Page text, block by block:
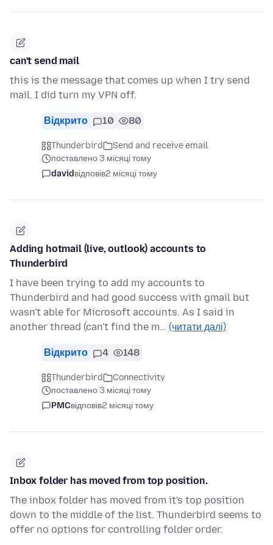
can't send mail
this is the message that comes up when I try send
mail. I did turn my VPN off.
Відкрито 10 80
Thunderbird
Send and receive email
поставлено 3 місяці тому
davidвідповів2 місяці тому
Adding hotmail (live, outlook) accounts to
Thunderbird
I have been trying to add my accounts to
Thunderbird and had good success with gmail but
wasn't able for Microsoft accounts. As I said in
another thread (can't find the m… (читати далі)
Відкрито 4 148
Thunderbird
Connectivity
поставлено 3 місяці тому
PMCвідповів2 місяці тому
Inbox folder has moved from top position.
The inbox folder has moved from it's top position
down to the middle of the list. Thunderbird seems to
offer no options for controlling folder order.